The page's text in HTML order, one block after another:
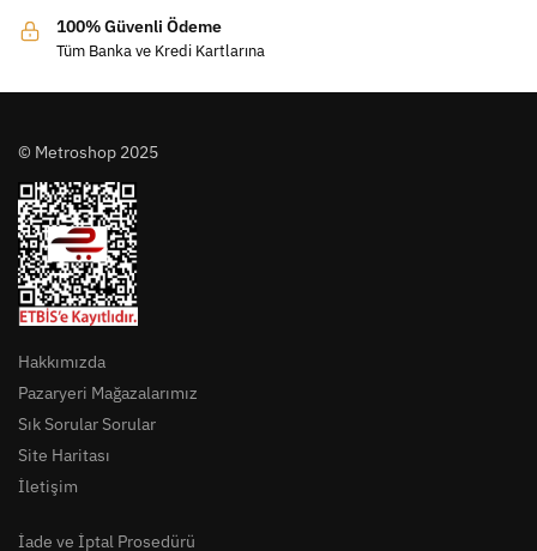
100% Güvenli Ödeme
Tüm Banka ve Kredi Kartlarına
© Metroshop 2025
Hakkımızda
Pazaryeri Mağazalarımız
Sık Sorular Sorular
Site Haritası
İletişim
İade ve İptal Prosedürü